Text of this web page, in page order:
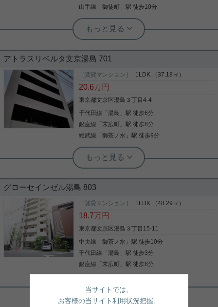
山手線 「御徒町 」駅 徒歩10分
実用春日ホーム 本店 スタッフ島倉
人気のヘーベルメゾンです。
中の、 人気のヘーベルメゾンの新築です！！ 3ＬＤ
Ｋの2部屋のお部屋です。 間取りの洋室10.6帖は、
5.3帖×2部屋になります。 設備も充実しておりま
す。 先行申込受付中ですので、お気軽にお問い合わ
アトラスリベルタ文京湯島 701
［賃貸マンション］ 1LDK （37.18㎡）
20.6万円
東京都文京区湯島３丁目4-4
千代田線 「湯島 」駅 徒歩6分
銀座線 「 末広町 」駅 徒歩8分
総武線 「御茶ノ水 」駅 徒歩9分
実用春日ホーム 本店 スタッフ島倉
クオリティの高いアトラスシリーズ☆
数が少ないペット可能の旭化成【アトラスシリー
ズ】が 多路線利用できる便利な湯島駅に登場しまし
た！ 高台で閑静なエリアのアクセス便利な好立地！
ても便利です。 良い生活を是非こちらのお部屋で！
根津駅前センター（実用根津ホーム株式会社 根津駅前センター） スタ
グローセインゼル湯島 803
［賃貸マンション］ 1LDK （48.29㎡）
18.7万円
東京都文京区湯島３丁目15-11
中央線 「御茶ノ水 」駅 徒歩10分
千代田線 「湯島 」駅 徒歩3分
銀座線 「 末広町 」駅 徒歩8分
★☆駅チカ徒歩3分☆南向き角部屋☆ウ
オークインクローゼットあり☆★
当サイトでは、
お客様の当サイト利用状況把握、